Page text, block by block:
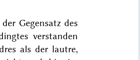
Gegensatz des
verstanden
als der lautre,